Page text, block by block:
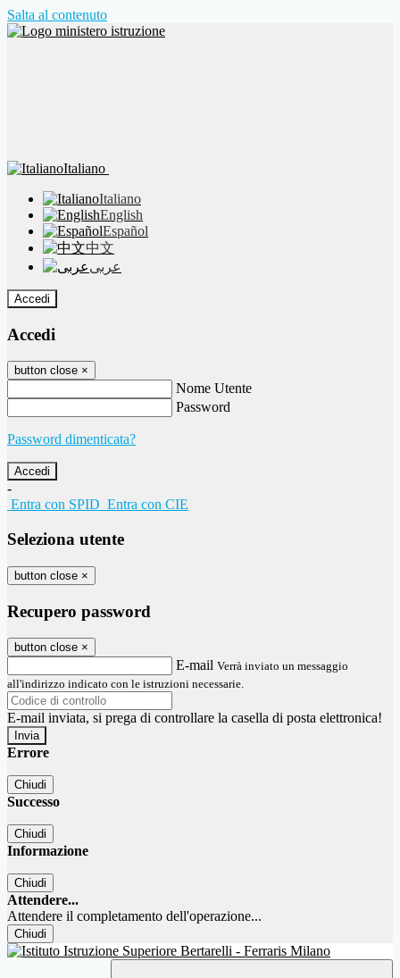
Salta al contenuto
Italiano
Italiano
English
Español
中文
عربى
Accedi
Accedi
button close ×
Nome Utente
Password
Password dimenticata?
-
Entra con SPID Entra con CIE
Seleziona utente
button close ×
Recupero password
button close ×
E-mail Verrà inviato un messaggio
all'indirizzo indicato con le istruzioni necessarie.
E-mail inviata, si prega di controllare la casella di posta elettronica!
Errore
Chiudi
Successo
Chiudi
Informazione
Chiudi
Attendere...
Attendere il completamento dell'operazione...
Chiudi